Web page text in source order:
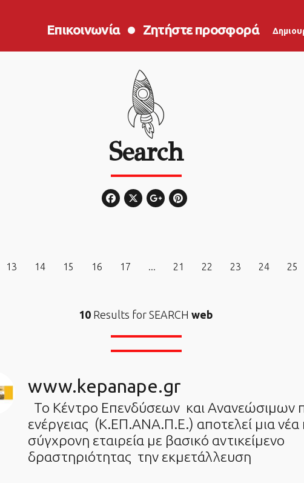
Επικοινωνία Ζητήστε προσφορά
Search
13 14 15 16 17 ... 21 22 23 24 25
10 Results for SEARCH web
www.kepanape.gr
Το Κέντρο Επενδύσεων και Ανανεώσιμων
ενέργειας (Κ.ΕΠ.ΑΝΑ.Π.Ε.) αποτελεί μια νέα
σύγχρονη εταιρεία με βασικό αντικείμενο
δραστηριότητας την εκμετάλλευση